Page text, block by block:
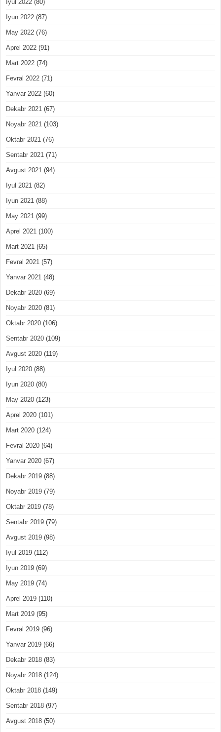
Iyul 2022 (80)
Iyun 2022 (87)
May 2022 (76)
Aprel 2022 (91)
Mart 2022 (74)
Fevral 2022 (71)
Yanvar 2022 (60)
Dekabr 2021 (67)
Noyabr 2021 (103)
Oktabr 2021 (76)
Sentabr 2021 (71)
Avgust 2021 (94)
Iyul 2021 (82)
Iyun 2021 (88)
May 2021 (99)
Aprel 2021 (100)
Mart 2021 (65)
Fevral 2021 (57)
Yanvar 2021 (48)
Dekabr 2020 (69)
Noyabr 2020 (81)
Oktabr 2020 (106)
Sentabr 2020 (109)
Avgust 2020 (119)
Iyul 2020 (88)
Iyun 2020 (80)
May 2020 (123)
Aprel 2020 (101)
Mart 2020 (124)
Fevral 2020 (64)
Yanvar 2020 (67)
Dekabr 2019 (88)
Noyabr 2019 (79)
Oktabr 2019 (78)
Sentabr 2019 (79)
Avgust 2019 (98)
Iyul 2019 (112)
Iyun 2019 (69)
May 2019 (74)
Aprel 2019 (110)
Mart 2019 (95)
Fevral 2019 (96)
Yanvar 2019 (66)
Dekabr 2018 (83)
Noyabr 2018 (124)
Oktabr 2018 (149)
Sentabr 2018 (97)
Avgust 2018 (50)